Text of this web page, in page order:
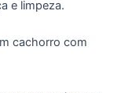
e limpeza.
cachorro com